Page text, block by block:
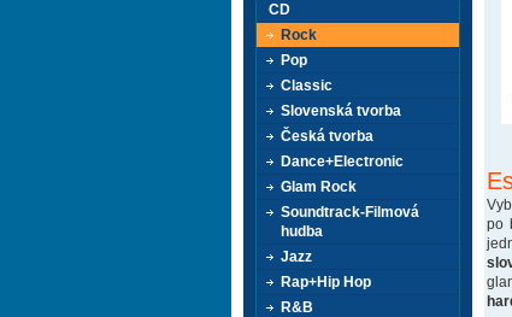
po
CD
Rock
Pop
Classic
Slovenská tvorba
Česká tvorba
Dance+Electronic
Glam Rock
Soundtrack-Filmová
hudba
Jazz
Rap+Hip Hop
R&B